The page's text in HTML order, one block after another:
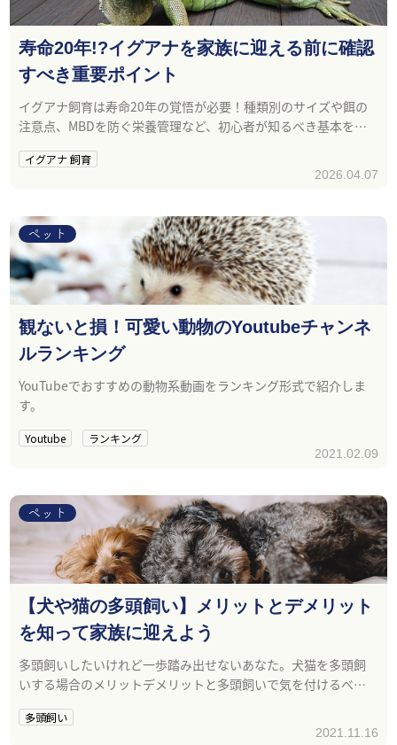
寿命20年!?イグアナを家族に迎える前に確認
すべき重要ポイント
イグアナ飼育は寿命20年の覚悟が必要！種類別のサイズや餌の
注意点、MBDを防ぐ栄養管理など、初心者が知るべき基本を解
イグアナ 飼育
2026.04.07
ペット
観ないと損！可愛い動物のYoutubeチャンネ
ルランキング
YouTubeでおすすめの動物系動画をランキング形式で紹介しま
す。
Youtube ランキング
2021.02.09
ペット
【犬や猫の多頭飼い】メリットとデメリット
を知って家族に迎えよう
多頭飼いしたいけれど一歩踏み出せないあなた。犬猫を多頭飼
いする場合のメリットデメリットと多頭飼いで気を付けるべき
多頭飼い
2021.11.16